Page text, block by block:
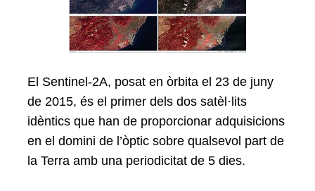
El Sentinel-2A, posat en òrbita el 23 de juny
de 2015, és el primer dels dos satèl·lits
idèntics que han de proporcionar adquisicions
en el domini de l’òptic sobre qualsevol part de
la Terra amb una periodicitat de 5 dies.